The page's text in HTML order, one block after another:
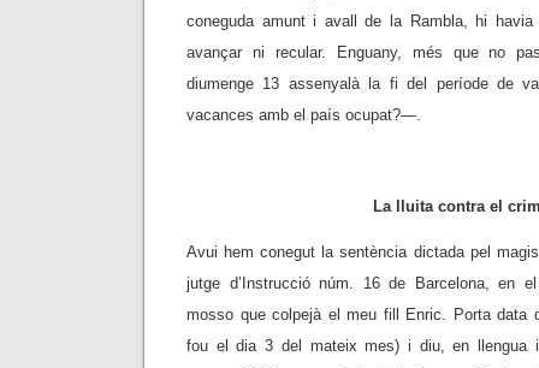
coneguda amunt i avall de la Rambla, hi
avançar ni recular. Enguany, més que no
diumenge 13 assenyalà la fi del període de
vacances amb el país ocupat?—.
La lluita contra el
Avui hem conegut la sentència dictada pel
jutge d’Instrucció núm. 16 de Barcelona, en
mosso que colpejà el meu fill Enric. Porta data
fou el dia 3 del mateix mes) i diu, en llengua